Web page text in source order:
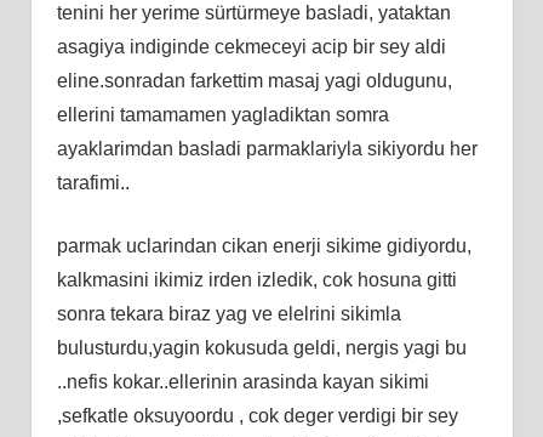
tenini her yerime sürtürmeye basladi, yataktan
asagiya indiginde cekmeceyi acip bir sey aldi
eline.sonradan farkettim masaj yagi oldugunu,
ellerini tamamamen yagladiktan somra
ayaklarimdan basladi parmaklariyla sikiyordu her
tarafimi..
parmak uclarindan cikan enerji sikime gidiyordu,
kalkmasini ikimiz irden izledik, cok hosuna gitti
sonra tekara biraz yag ve elelrini sikimla
bulusturdu,yagin kokusuda geldi, nergis yagi bu
..nefis kokar..ellerinin arasinda kayan sikimi
,sefkatle oksuyoordu , cok deger verdigi bir sey